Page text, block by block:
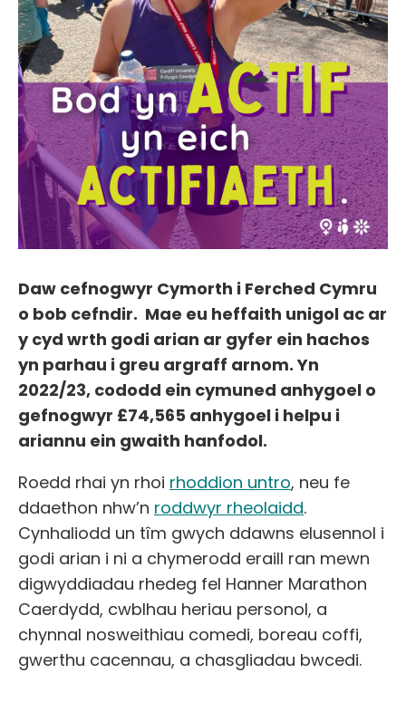
Daw cefnogwyr Cymorth i Ferched Cymru
o bob cefndir. Mae eu heffaith unigol ac ar
y cyd wrth godi arian ar gyfer ein hachos
yn parhau i greu argraff arnom. Yn
2022/23, cododd ein cymuned anhygoel o
gefnogwyr £74,565 anhygoel i helpu i
ariannu ein gwaith hanfodol.
Roedd rhai yn rhoi rhoddion untro, neu fe
ddaethon nhw’n roddwyr rheolaidd.
Cynhaliodd un tîm gwych ddawns elusennol i
godi arian i ni a chymerodd eraill ran mewn
digwyddiadau rhedeg fel Hanner Marathon
Caerdydd, cwblhau heriau personol, a
chynnal nosweithiau comedi, boreau coffi,
gwerthu cacennau, a chasgliadau bwcedi.